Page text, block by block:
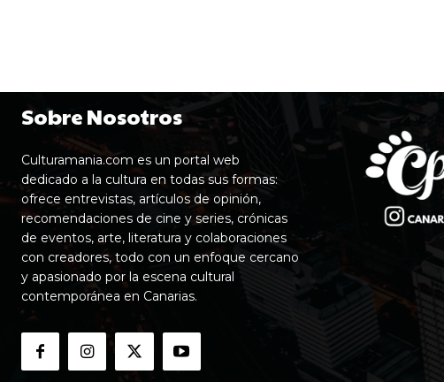
Sobre Nosotros
Culturamania.com es un portal web
dedicado a la cultura en todas sus formas:
ofrece entrevistas, artículos de opinión,
recomendaciones de cine y series, crónicas
de eventos, arte, literatura y colaboraciones
con creadores, todo con un enfoque cercano
y apasionado por la escena cultural
contemporánea en Canarias.